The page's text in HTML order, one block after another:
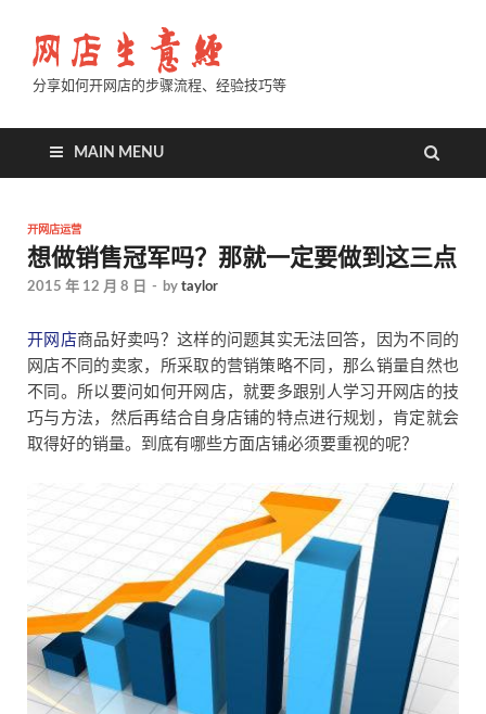
分享如何开网店的步骤流程、经验技巧等
MAIN MENU
开网店运营
想做销售冠军吗？那就一定要做到这三点
2015 年 12 月 8 日 - by taylor
开网店商品好卖吗？这样的问题其实无法回答，因为不同的
网店不同的卖家，所采取的营销策略不同，那么销量自然也
不同。所以要问如何开网店，就要多跟别人学习开网店的技
巧与方法，然后再结合自身店铺的特点进行规划，肯定就会
取得好的销量。到底有哪些方面店铺必须要重视的呢？